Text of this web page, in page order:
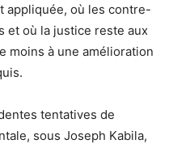
appliquée, où les contre-
et où la justice reste aux
moins à une amélioration
tentatives de
sous Joseph Kabila,